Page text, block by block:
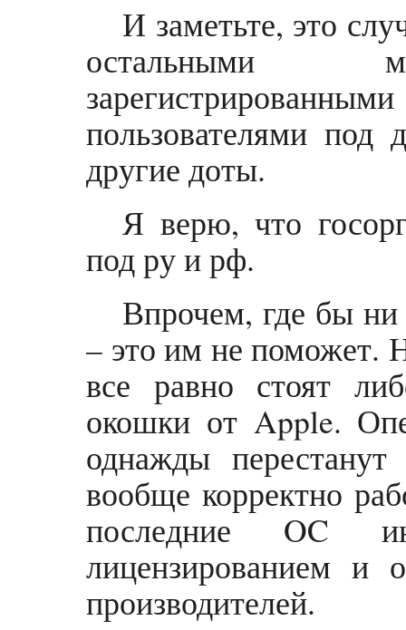
И заметьте, это
остальными
пользователями
другие доты.
Я верю, что
под ру и рф.
Впрочем, где бы ни
– это им не поможет.
все равно стоят
окошки от Apple.
однажды
вообще корректно
последние OC
лицензированием и
производителей.